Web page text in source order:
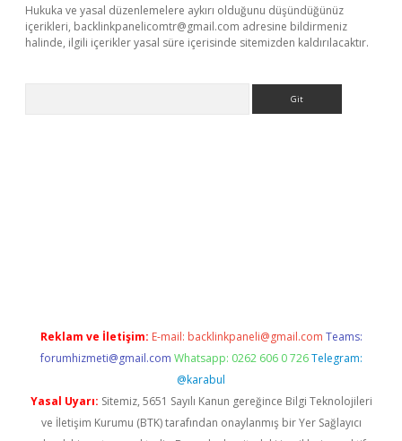
Hukuka ve yasal düzenlemelere aykırı olduğunu düşündüğünüz
içerikleri, backlinkpanelicomtr@gmail.com adresine bildirmeniz
halinde, ilgili içerikler yasal süre içerisinde sitemizden kaldırılacaktır.
Reklam ve İletişim: E-mail: backlinkpaneli@gmail.com Teams:
forumhizmeti@gmail.com Whatsapp: 0262 606 0 726 Telegram:
@karabul
Yasal Uyarı: Sitemiz, 5651 Sayılı Kanun gereğince Bilgi Teknolojileri
ve İletişim Kurumu (BTK) tarafından onaylanmış bir Yer Sağlayıcı